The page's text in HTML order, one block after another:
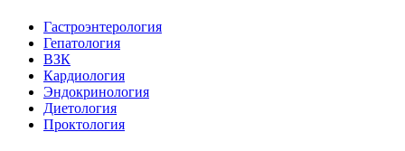
Гастроэнтерология
Гепатология
ВЗК
Кардиология
Эндокринология
Диетология
Проктология